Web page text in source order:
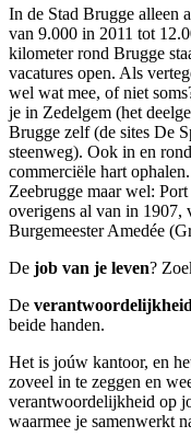
In de Stad Brugge alleen
van 9.000 in 2011 tot
kilometer rond Brugge
vacatures open. Als
wel wat mee, of niet
je in Zedelgem (het
Brugge zelf (de sites De
steenweg). Ook in en
commerciële hart
Zeebrugge maar wel:
overigens al van in 1907,
Burgemeester Amedée
De job van je leven?
De verantwoordelijkheid
beide handen.
Het is joúw kantoor, en
zoveel in te zeggen en
verantwoordelijkheid op
waarmee je samenwerkt